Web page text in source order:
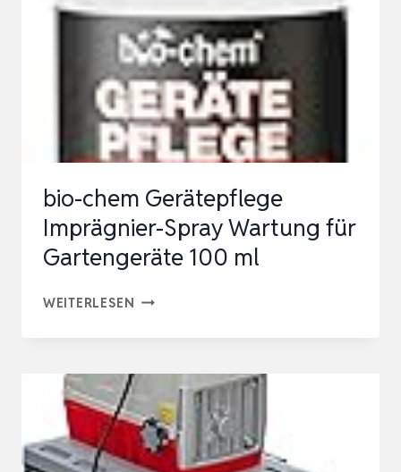
INKL.
FANGSACK
45L,
2800W,
INKL.
2X
bio-chem Gerätepflege
Imprägnier-Spray Wartung für
Gartengeräte 100 ml
WEITERLESEN BIO-
IMPRÄGNIER-
SPRAY
WARTUNG
FÜR